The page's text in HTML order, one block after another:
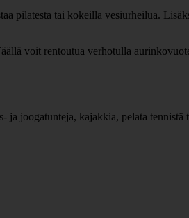
pilatesta tai kokeilla vesiurheilua.
voit rentoutua verhotulla
joogatunteja, kajakkia, pelata tennistä